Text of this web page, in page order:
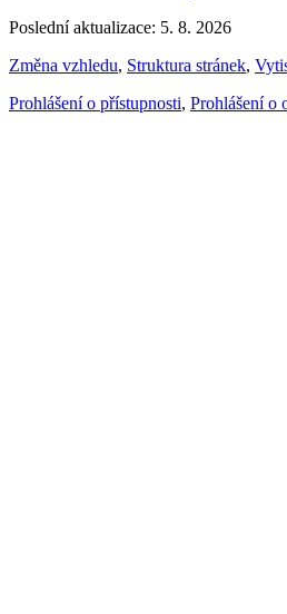
Poslední aktualizace: 5. 8. 2026
Změna vzhledu, Struktura stránek,
Prohlášení o přístupnosti, Prohlášení o